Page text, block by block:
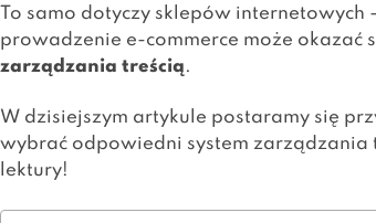
To samo dotyczy sklepów
prowadzenie e-commerce może okazać
zarządzania treścią.
W dzisiejszym artykule postaramy się
wybrać odpowiedni system zarządzania
lektury!